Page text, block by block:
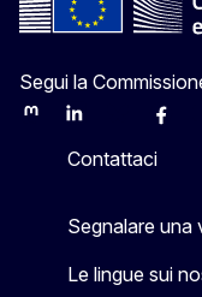
Segui la
MastodonLinkedInBluesky
Contattaci
Segnalare una
Le lingue sui